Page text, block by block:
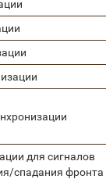
для сигналов
спадания фронта